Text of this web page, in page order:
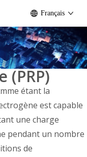
Français
(PRP)
étant la
est capable
une charge
pendant un nombre
de